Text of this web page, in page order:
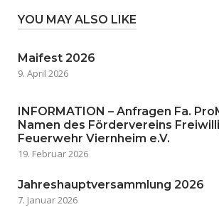
YOU MAY ALSO LIKE
Maifest 2026
9. April 2026
INFORMATION – Anfragen Fa.
Namen des Fördervereins
Feuerwehr Viernheim e.V.
19. Februar 2026
Jahreshauptversammlung 2026
7. Januar 2026